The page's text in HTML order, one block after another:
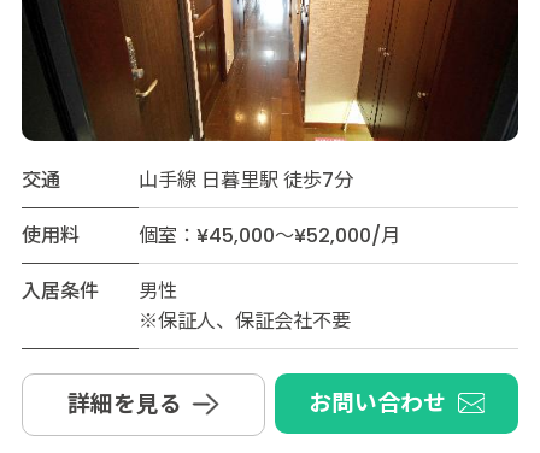
交通
山手線 日暮里駅 徒歩7分
使用料
個室：¥45,000～¥52,000/月
入居条件
男性
※保証人、保証会社不要
詳細を見る お問い合わせ